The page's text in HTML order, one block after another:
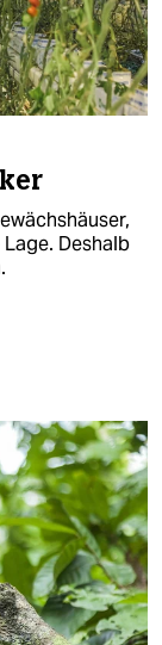
Deshalb